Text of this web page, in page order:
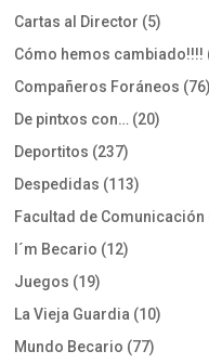
Cartas al Director (5)
Cómo hemos cambiado!!!!
Compañeros Foráneos (76)
De pintxos con… (20)
Deportitos (237)
Despedidas (113)
Facultad de Comunicación
I´m Becario (12)
Juegos (19)
La Vieja Guardia (10)
Mundo Becario (77)